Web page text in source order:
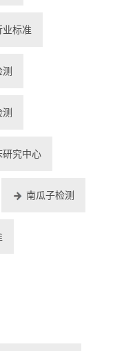
业标准
研究中心
南瓜子检测